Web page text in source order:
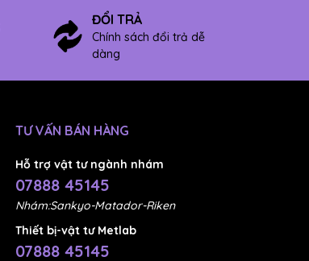
ĐỔI TRẢ
Chính sách đổi trả dễ
dàng
TƯ VẤN BÁN HÀNG
Hỗ trợ vật tư ngành nhám
07888 45145
Nhám:Sankyo-Matador-Riken
Thiết bị-vật tư Metlab
07888 45145